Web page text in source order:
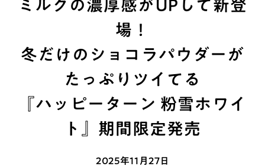
ミルクの濃厚感がUPして新登
場！
冬だけのショコラパウダーが
たっぷりツイてる
『ハッピーターン 粉雪ホワイ
ト』期間限定発売
2025年11月27日